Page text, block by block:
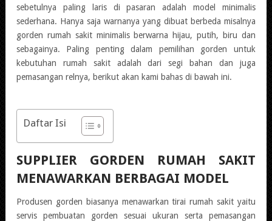
sebetulnya paling laris di pasaran adalah model minimalis
sederhana. Hanya saja warnanya yang dibuat berbeda misalnya
gorden rumah sakit minimalis berwarna hijau, putih, biru dan
sebagainya. Paling penting dalam pemilihan gorden untuk
kebutuhan rumah sakit adalah dari segi bahan dan juga
pemasangan relnya, berikut akan kami bahas di bawah ini.
Daftar Isi
SUPPLIER GORDEN RUMAH SAKIT
MENAWARKAN BERBAGAI MODEL
Produsen gorden biasanya menawarkan tirai rumah sakit yaitu
servis pembuatan gorden sesuai ukuran serta pemasangan